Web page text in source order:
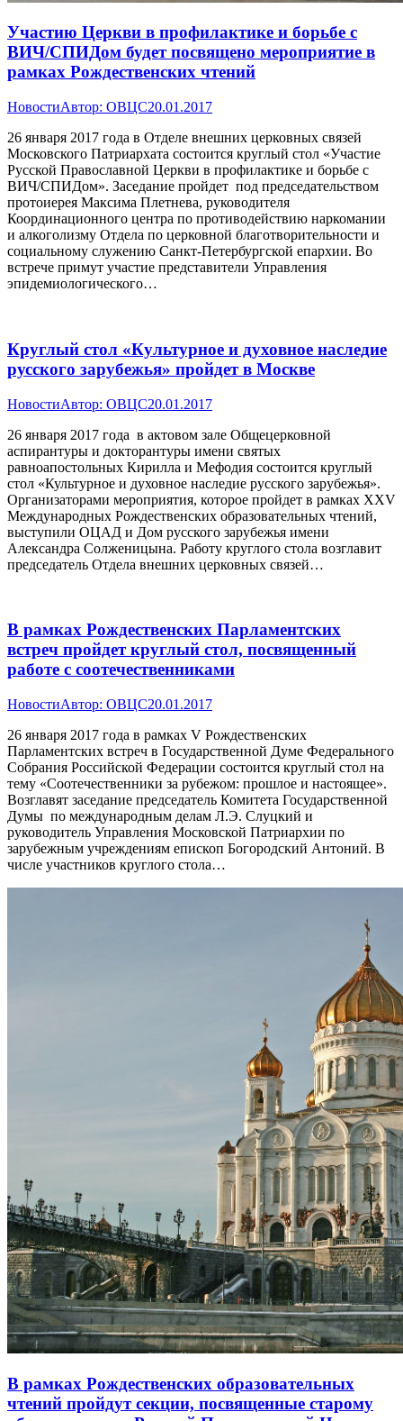
Участию Церкви в профилактике и борьбе с
ВИЧ/СПИДом будет посвящено мероприятие в
рамках Рождественских чтений
НовостиАвтор: ОВЦС20.01.2017
26 января 2017 года в Отделе внешних церковных связей
Московского Патриархата состоится круглый стол «Участие
Русской Православной Церкви в профилактике и борьбе с
ВИЧ/СПИДом». Заседание пройдет под председательством
протоиерея Максима Плетнева, руководителя
Координационного центра по противодействию наркомании
и алкоголизму Отдела по церковной благотворительности и
социальному служению Санкт-Петербургской епархии. Во
встрече примут участие представители Управления
эпидемиологического…
Круглый стол «Культурное и духовное наследие
русского зарубежья» пройдет в Москве
НовостиАвтор: ОВЦС20.01.2017
26 января 2017 года в актовом зале Общецерковной
аспирантуры и докторантуры имени святых
равноапостольных Кирилла и Мефодия состоится круглый
стол «Культурное и духовное наследие русского зарубежья».
Организаторами мероприятия, которое пройдет в рамках ХХV
Международных Рождественских образовательных чтений,
выступили ОЦАД и Дом русского зарубежья имени
Александра Солженицына. Работу круглого стола возглавит
председатель Отдела внешних церковных связей…
В рамках Рождественских Парламентских
встреч пройдет круглый стол, посвященный
работе с соотечественниками
НовостиАвтор: ОВЦС20.01.2017
26 января 2017 года в рамках V Рождественских
Парламентских встреч в Государственной Думе Федерального
Собрания Российской Федерации состоится круглый стол на
тему «Соотечественники за рубежом: прошлое и настоящее».
Возглавят заседание председатель Комитета Государственной
Думы по международным делам Л.Э. Слуцкий и
руководитель Управления Московской Патриархии по
зарубежным учреждениям епископ Богородский Антоний. В
числе участников круглого стола…
В рамках Рождественских образовательных
чтений пройдут секции, посвященные старому